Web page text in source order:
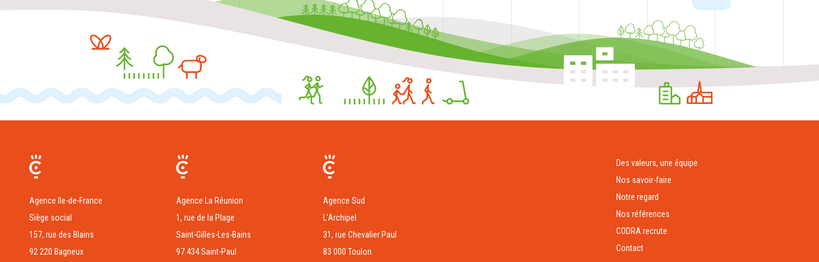
Agence Ile-de-France
Siège social
157, rue des Blains
92 220 Bagneux
Agence La Réunion
1, rue de la Plage
Saint-Gilles-Les-Bains
97 434 Saint-Paul
Agence Sud
L’Archipel
31, rue Chevalier Paul
83 000 Toulon
Des valeurs, une équipe
Nos savoir-faire
Notre regard
Nos références
CODRA recrute
Contact